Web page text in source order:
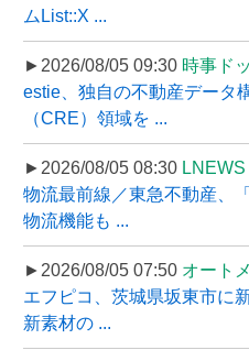
ムList::X ...
►2026/08/05 09:30 時事ド
estie、独自の不動産データ
（CRE）領域を ...
►2026/08/05 08:30 LNEWS
物流最前線／東急不動産、
物流機能も ...
►2026/08/05 07:50 オート
エフピコ、茨城県坂東市に
新素材の ...